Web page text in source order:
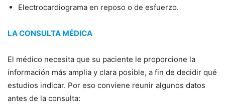
Electrocardiograma en reposo o de esfuerzo.
LA CONSULTA MÉDICA
El médico necesita que su paciente le proporcione la
información más amplia y clara posible, a fin de decidir qué
estudios indicar. Por eso conviene reunir algunos datos
antes de la consulta: